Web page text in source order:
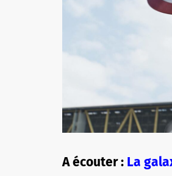
A écouter : La